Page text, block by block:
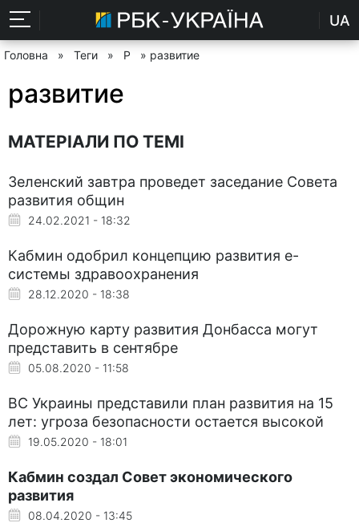
UA
Головна » Теги » Р » развитие
развитие
МАТЕРІАЛИ ПО ТЕМІ
Зеленский завтра проведет заседание Совета
развития общин
24.02.2021 - 18:32
Кабмин одобрил концепцию развития е-
системы здравоохранения
28.12.2020 - 18:38
Дорожную карту развития Донбасса могут
представить в сентябре
05.08.2020 - 11:58
ВС Украины представили план развития на 15
лет: угроза безопасности остается высокой
19.05.2020 - 18:01
Кабмин создал Совет экономического
развития
08.04.2020 - 13:45